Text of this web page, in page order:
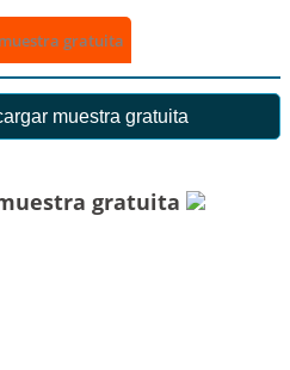
gratuita
muestra gratuita
gratuita